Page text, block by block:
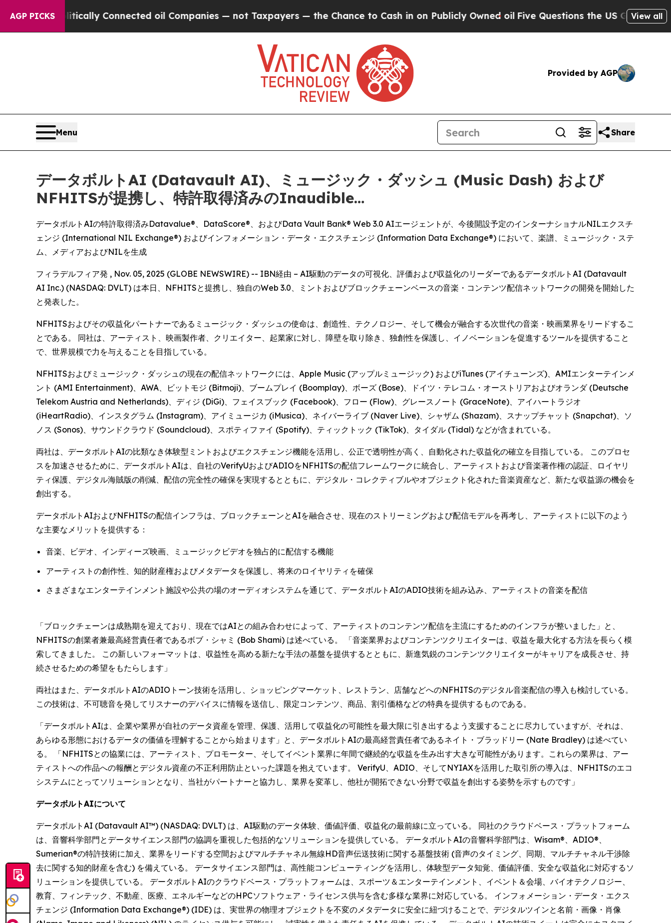
AGP PICKSConnected oil Companies — not Taxpayers — the Chance to Cash in on Publicly Owned oil Five Questions the US GovernmentView all
Provided by AGP
Menu Share
データボルトAI (Datavault AI)、ミュージック・ダッシュ (Music Dash) および
NFHITSが提携し、特許取得済みのInaudible…
データボルトAIの特許取得済みDatavalue®、DataScore®、およびData Vault Bank® Web 3.0 AIエージェントが、今後開設予定のインターナショナルNILエクスチ
ェンジ (International NIL Exchange®) およびインフォメーション・データ・エクスチェンジ (Information Data Exchange®) において、楽譜、ミュージック・ステ
ム、メディアおよびNILを生成
フィラデルフィア発 , Nov. 05, 2025 (GLOBE NEWSWIRE) -- IBN経由 – AI駆動のデータの可視化、評価および収益化のリーダーであるデータボルトAI (Datavault
AI Inc.) (NASDAQ: DVLT) は本日、NFHITSと提携し、独自のWeb 3.0、ミントおよびブロックチェーンベースの音楽・コンテンツ配信ネットワークの開発を開始した
と発表した。
NFHITSおよびその収益化パートナーであるミュージック・ダッシュの使命は、創造性、テクノロジー、そして機会が融合する次世代の音楽・映画業界をリードするこ
とである。 同社は、アーティスト、映画製作者、クリエイター、起業家に対し、障壁を取り除き、独創性を保護し、イノベーションを促進するツールを提供すること
で、世界規模で力を与えることを目指している。
NFHITSおよびミュージック・ダッシュの現在の配信ネットワークには、Apple Music (アップルミュージック) およびiTunes (アイチューンズ)、AMIエンターテインメ
ント (AMI Entertainment)、AWA、ビットモジ (Bitmoji)、ブームプレイ (Boomplay)、ボーズ (Bose)、ドイツ・テレコム・オーストリアおよびオランダ (Deutsche
Telekom Austria and Netherlands)、ディジ (DiGi)、フェイスブック (Facebook)、フロー (Flow)、グレースノート (GraceNote)、アイハートラジオ
(iHeartRadio)、インスタグラム (Instagram)、アイミュージカ (iMusica)、ネイバーライブ (Naver Live)、シャザム (Shazam)、スナップチャット (Snapchat)、ソ
ノス (Sonos)、サウンドクラウド (Soundcloud)、スポティファイ (Spotify)、ティックトック (TikTok)、タイダル (Tidal) などが含まれている。
両社は、データボルトAIの比類なき体験型ミントおよびエクスチェンジ機能を活用し、公正で透明性が高く、自動化された収益化の確立を目指している。 このプロセ
スを加速させるために、データボルトAIは、自社のVerifyUおよびADIOをNFHITSの配信フレームワークに統合し、アーティストおよび音楽著作権の認証、ロイヤリ
ティ保護、デジタル海賊版の削減、配信の完全性の確保を実現するとともに、デジタル・コレクティブルやオブジェクト化された音楽資産など、新たな収益源の機会を
創出する。
データボルトAIおよびNFHITSの配信インフラは、ブロックチェーンとAIを融合させ、現在のストリーミングおよび配信モデルを再考し、アーティストに以下のよう
な主要なメリットを提供する：
音楽、ビデオ、インディーズ映画、ミュージックビデオを独占的に配信する機能
アーティストの創作性、知的財産権およびメタデータを保護し、将来のロイヤリティを確保
さまざまなエンターテインメント施設や公共の場のオーディオシステムを通じて、データボルトAIのADIO技術を組み込み、アーティストの音楽を配信
「ブロックチェーンは成熟期を迎えており、現在ではAIとの組み合わせによって、アーティストのコンテンツ配信を主流にするためのインフラが整いました」と、
NFHITSの創業者兼最高経営責任者であるボブ・シャミ (Bob Shami) は述べている。 「音楽業界およびコンテンツクリエイターは、収益を最大化する方法を長らく模
索してきました。 この新しいフォーマットは、収益性を高める新たな手法の基盤を提供するとともに、新進気鋭のコンテンツクリエイターがキャリアを成長させ、持
続させるための希望をもたらします」
両社はまた、データボルトAIのADIOトーン技術を活用し、ショッピングマーケット、レストラン、店舗などへのNFHITSのデジタル音楽配信の導入も検討している。
この技術は、不可聴音を発してリスナーのデバイスに情報を送信し、限定コンテンツ、商品、割引価格などの特典を提供するものである。
「データボルトAIは、企業や業界が自社のデータ資産を管理、保護、活用して収益化の可能性を最大限に引き出するよう支援することに尽力していますが、それは、
あらゆる形態におけるデータの価値を理解することから始まります」と、データボルトAIの最高経営責任者であるネイト・ブラッドリー (Nate Bradley) は述べてい
る。 「NFHITSとの協業には、アーティスト、プロモーター、そしてイベント業界に年間で継続的な収益を生み出す大きな可能性があります。これらの業界は、アー
ティストへの作品への報酬とデジタル資産の不正利用防止といった課題を抱えています。 VerifyU、ADIO、そしてNYIAXを活用した取引所の導入は、NFHITSのエコ
システムにとってソリューションとなり、当社がパートナーと協力し、業界を変革し、他社が開拓できない分野で収益を創出する姿勢を示すものです」
データボルトAIについて
データボルトAI (Datavault AI™) (NASDAQ: DVLT) は、AI駆動のデータ体験、価値評価、収益化の最前線に立っている。 同社のクラウドベース・プラットフォーム
は、音響科学部門とデータサイエンス部門の協調を重視した包括的なソリューションを提供している。 データボルトAIの音響科学部門は、Wisam®、ADIO®、
Sumerian®の特許技術に加え、業界をリードする空間およびマルチチャネル無線HD音声伝送技術に関する基盤技術 (音声のタイミング、同期、マルチチャネル干渉除
去に関する知的財産を含む) を備えている。 データサイエンス部門は、高性能コンピューティングを活用し、体験型データ知覚、価値評価、安全な収益化に対応するソ
リューションを提供している。 データボルトAIのクラウドベース・プラットフォームは、スポーツ＆エンターテインメント、イベント＆会場、バイオテクノロジー、
教育、フィンテック、不動産、医療、エネルギーなどのHPCソフトウェア・ライセンス供与を含む多様な業界に対応している。 インフォメーション・データ・エクス
チェンジ (Information Data Exchange®) (IDE) は、実世界の物理オブジェクトを不変のメタデータに安全に紐づけることで、デジタルツインと名前・画像・肖像